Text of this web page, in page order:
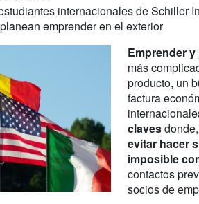
internacionales de Schiller
emprender en el exterior
Emprender
más
producto, un
factura
claves
evitar hacer
imposible
contactos
socios de